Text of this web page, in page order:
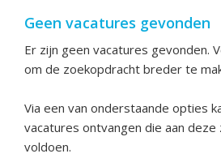
Geen vacatures gevonden
Er zijn geen vacatures gevonden.
om de zoekopdracht breder te
Via een van onderstaande opties
vacatures ontvangen die aan
voldoen.